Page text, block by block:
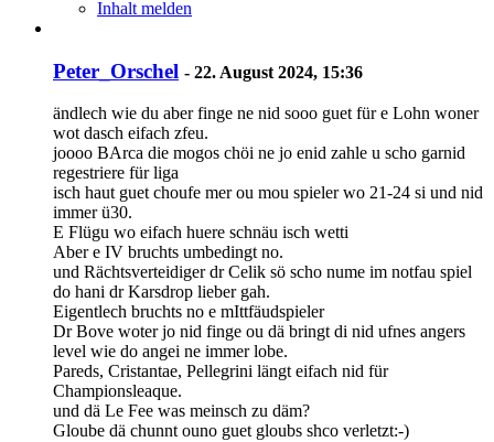
Inhalt melden
Peter_Orschel - 22. August 2024, 15:36
ändlech wie du aber finge ne nid sooo guet für e Lohn woner
wot dasch eifach zfeu.
joooo BArca die mogos chöi ne jo enid zahle u scho garnid
regestriere für liga
isch haut guet choufe mer ou mou spieler wo 21-24 si und nid
immer ü30.
E Flügu wo eifach huere schnäu isch wetti
Aber e IV bruchts umbedingt no.
und Rächtsverteidiger dr Celik sö scho nume im notfau spiel
do hani dr Karsdrop lieber gah.
Eigentlech bruchts no e mIttfäudspieler
Dr Bove woter jo nid finge ou dä bringt di nid ufnes angers
level wie do angei ne immer lobe.
Pareds, Cristantae, Pellegrini längt eifach nid für
Championsleaque.
und dä Le Fee was meinsch zu däm?
Gloube dä chunnt ouno guet gloubs shco verletzt:-)